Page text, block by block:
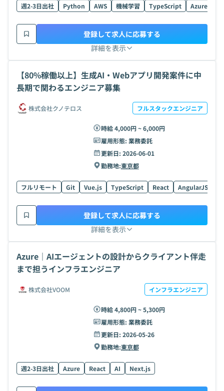
週2-3日出社 Python AWS 機械学習 TypeScript Azure
詳細を表示
登録して求人に応募する
【80%稼働以上】生成AI・Webアプリ開発案件に中
長期で関わるエンジニア募集
株式会社クノテロス フルスタックエンジニア
時給 4,000円 ~ 6,000円
雇用形態: 業務委託
更新日: 2026-06-01
勤務地:東京都
フルリモート Git Vue.js TypeScript React AngularJS
詳細を表示
登録して求人に応募する
Azure｜AIエージェントの設計からクライアント伴走
まで担うインフラエンジニア
株式会社VOOM インフラエンジニア
時給 4,800円 ~ 5,300円
雇用形態: 業務委託
更新日: 2026-05-26
勤務地:東京都
週2-3日出社 Azure React AI Next.js